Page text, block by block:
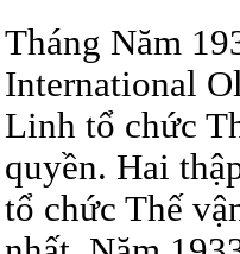
Tháng Năm
International
Linh tổ chức
quyền. Hai
tổ chức Thế